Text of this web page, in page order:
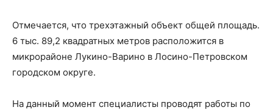
Отмечается, что трехэтажный объект общей площадь.
6 тыс. 89,2 квадратных метров расположится в
микрорайоне Лукино-Варино в Лосино-Петровском
городском округе.
На данный момент специалисты проводят работы по